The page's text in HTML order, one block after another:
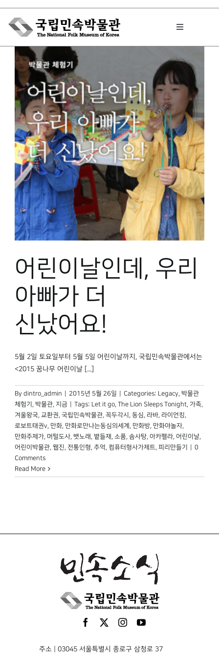
Skip
content
Toggle
박물관에서는
민속이야기
민속 인사이드
원문보기 PDF
박물관 홈페이지
어린이날인데, 우리
아빠가 더
신났어요!
5월 2일 토요일부터 5월 5일 어린이날까지, 국립민속박물관에서는
<2015 꿈나무 어린이날 [...]
By dintro_admin 2015년 5월 26일 Categories: Legacy, 박물관
체험기 , 박물관, 지금 Tags: Let it go, The Lion Sleeps Tonight, 가족,
겨울왕국, 교환권, 국립민속박물관, 꼭두각시 , 동심, 라바, 라이언킹,
로보트태권v, 만화, 만화로만나는동심의세계 , 만화방, 만화야놀자,
만화주제가, 머털도사, 뱃노래 , 볕들재 , 소품, 솜사탕, 아카펠라, 어린이날,
어린이박물관, 웹진, 전통인형, 추억, 컴퓨터형사가제트, 피리만들기
0
Comments
Read More
주소 | 03045 서울특별시 종로구 삼청로 37